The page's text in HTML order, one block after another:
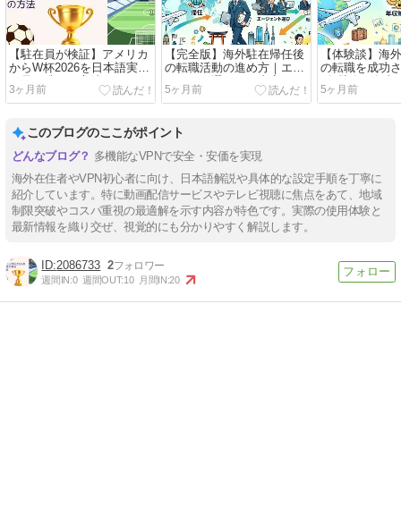
【駐在員が検証】アメリカ
からW杯2026を日本語実況
で見る唯一の方法
3ヶ月前
【完全版】海外駐在帰任後
の転職活動の進め方｜エー
ジェント選びから内定まで
5ヶ月前
【体験談】海
の転職を成功
5年駐在→年
激減を実現し
5ヶ月前
このブログのここがポイント
多機能なVPNで安全・安価を実現
海外在住者やVPN初心者に向け、日本語解説や具体的な設定手順を丁寧に
紹介しています。特に動画配信サービスやテレビ視聴に焦点をあて、地域
制限突破やコスパ重視の最適解を示す内容が特色です。実際の使用体験と
最新情報を織り交ぜ、視覚的にも分かりやすく解説します。
2086733 2
週間IN:0 週間OUT:10 月間IN:20